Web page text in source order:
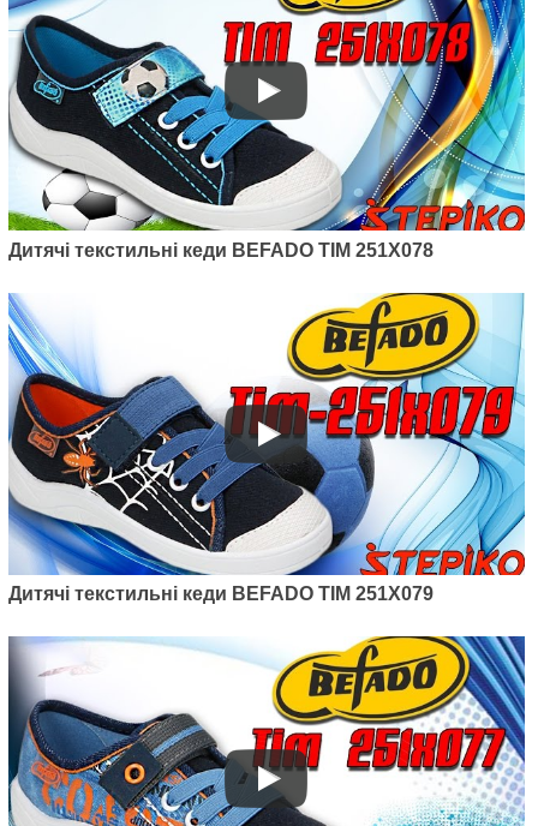
Дитячі текстильні кеди BEFADO TIM 251X078
Дитячі текстильні кеди BEFADO TIM 251X079